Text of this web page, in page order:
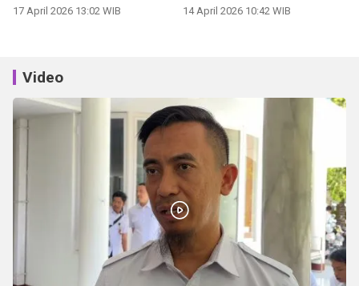
17 April 2026 13:02 WIB 14 April 2026 10:42 WIB
Video